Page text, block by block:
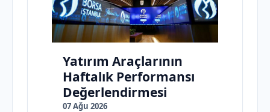
Yatırım Araçlarının
Haftalık Performansı
Değerlendirmesi
07 Ağu 2026